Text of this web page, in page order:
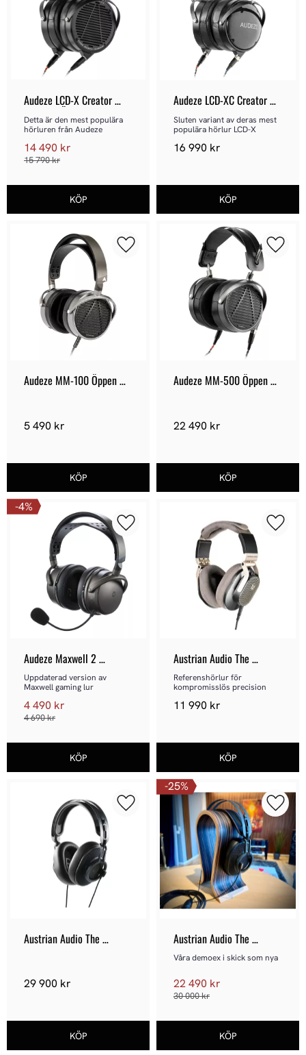
Audeze LCD-X Creator
Edition - Öppen hörlur
Detta är den mest populära
hörluren från Audeze
14 490 kr
15 790kr
Audeze LCD-XC Creator
Edition - Sluten hörlur
Sluten variant av deras mest
populära hörlur LCD-X
16 990 kr
Audeze MM-100 Öppen
5 490 kr
Lägg till i favoriter
Audeze MM-500 Öppen
22 490 kr
Lägg
Audeze Maxwell 2
Playstation
Uppdaterad version av
Maxwell gaming lur
4 490 kr
4 690kr
4%
Lägg till i favoriter
Austrian Audio The
Arranger
Referenshörlur för
kompromisslös precision
11 990 kr
Lägg
Austrian Audio The
29 900 kr
Lägg till i favoriter
Austrian Audio The
Composer - Demoex
Våra demoex i skick som nya
22 490 kr
30 000kr
25%
Lägg